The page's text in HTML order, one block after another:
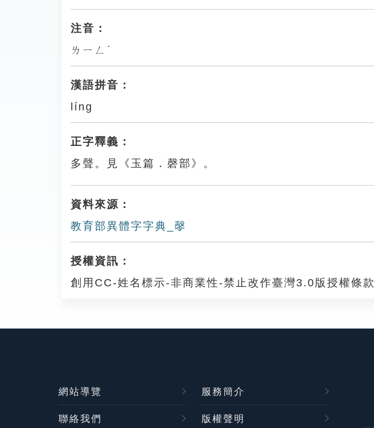
注音：
ㄌㄧㄥˊ
漢語拼音：
líng
正字釋義：
多聲。見《玉篇．磬部》。
資料來源：
教育部異體字字典_㲆
授權資訊：
創用CC-姓名標示-非商業性-禁止改作臺灣3.0版授權條款
網站導覽 服務簡介
聯絡我們 版權聲明